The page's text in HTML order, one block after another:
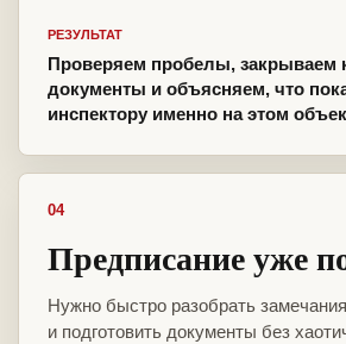
РЕЗУЛЬТАТ
Проверяем пробелы, закрываем
документы и объясняем, что
инспектору именно на этом
04
Предписание уже
Нужно быстро разобрать
и подготовить документы без